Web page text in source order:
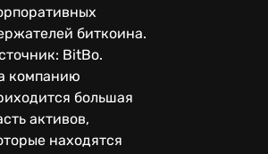
биткоина.
BitBo.
компанию
большая
активов,
находятся